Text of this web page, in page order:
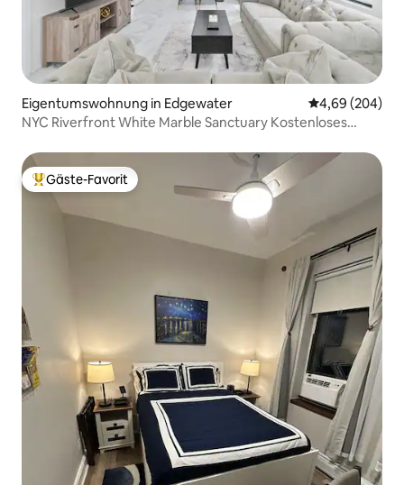
Eigentumswohnung in Edgewater
4,69 (204)
NYC Riverfront White Marble Sanctuary Kostenloses
Beliebter Gäste-Favorit.
Gäste-Favorit